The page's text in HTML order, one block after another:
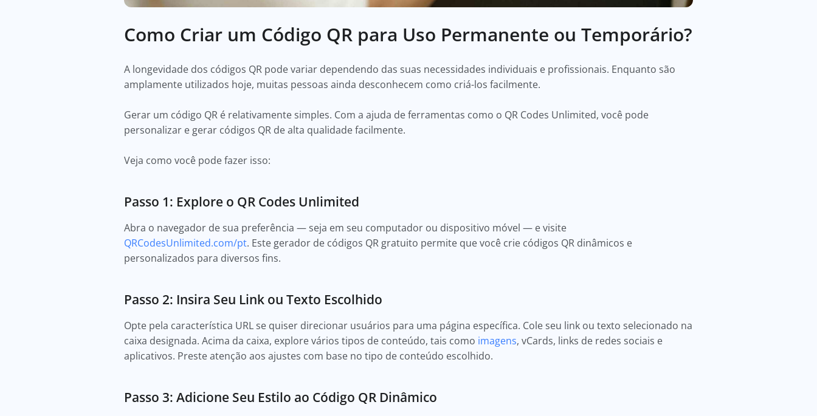
Como Criar um Código QR para Uso Permanente ou Temporário?
A longevidade dos códigos QR pode variar dependendo das suas necessidades individuais e profissionais. Enquanto são
amplamente utilizados hoje, muitas pessoas ainda desconhecem como criá-los facilmente.
Gerar um código QR é relativamente simples. Com a ajuda de ferramentas como o QR Codes Unlimited, você pode
personalizar e gerar códigos QR de alta qualidade facilmente.
Veja como você pode fazer isso:
Passo 1: Explore o QR Codes Unlimited
Abra o navegador de sua preferência — seja em seu computador ou dispositivo móvel — e visite
QRCodesUnlimited.com/pt. Este gerador de códigos QR gratuito permite que você crie códigos QR dinâmicos e
personalizados para diversos fins.
Passo 2: Insira Seu Link ou Texto Escolhido
Opte pela característica URL se quiser direcionar usuários para uma página específica. Cole seu link ou texto selecionado na
caixa designada. Acima da caixa, explore vários tipos de conteúdo, tais como imagens, vCards, links de redes sociais e
aplicativos. Preste atenção aos ajustes com base no tipo de conteúdo escolhido.
Passo 3: Adicione Seu Estilo ao Código QR Dinâmico